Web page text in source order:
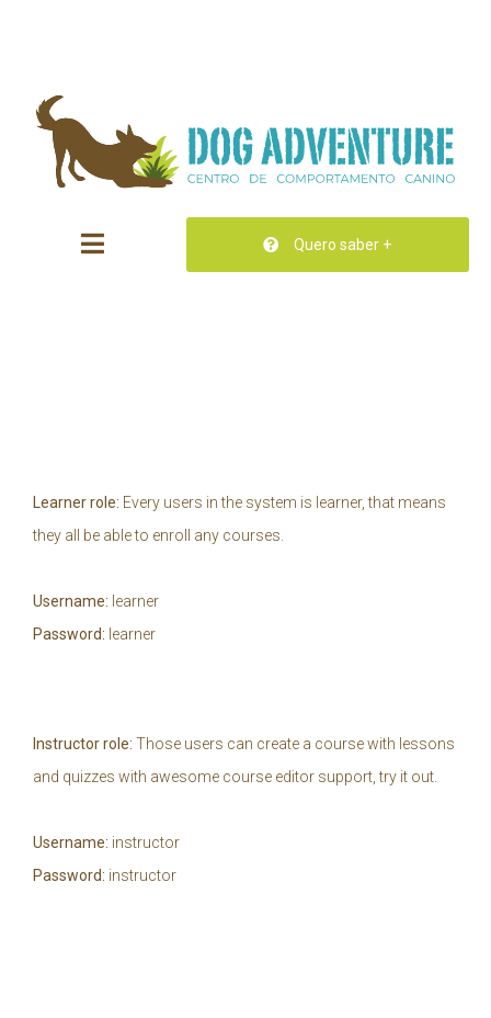
Quero saber +
Learner role: Every users in the system is learner, that means
they all be able to enroll any courses.
Username: learner
Password: learner
Instructor role: Those users can create a course with lessons
and quizzes with awesome course editor support, try it out.
Username: instructor
Password: instructor